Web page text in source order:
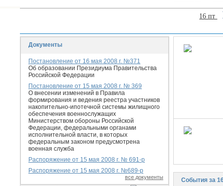
16 пт
Документы
Постановление от 16 мая 2008 г. №371
Об образовании Президиума Правительства
Российской Федерации
Постановление от 15 мая 2008 г. № 369
О внесении изменений в Правила
формирования и ведения реестра участников
накопительно-ипотечной системы жилищного
обеспечения военнослужащих
Министерством обороны Российской
Федерации, федеральными органами
исполнительной власти, в которых
федеральным законом предусмотрена
военная служба
Распоряжение от 15 мая 2008 г. № 691-р
Распоряжение от 15 мая 2008 г. №689-р
все документы События за